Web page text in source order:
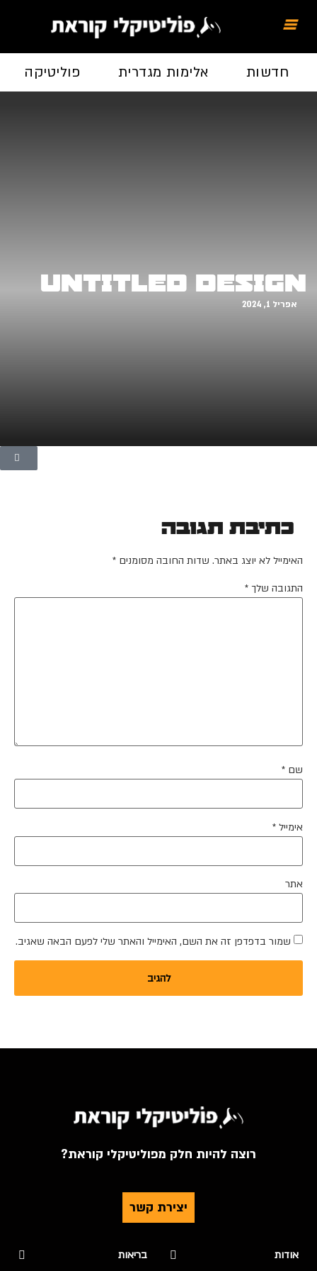
חדשות אלימות מגדרית פוליטיקה
Untitled design
אפריל 1, 2024
כתיבת תגובה
האימייל לא יוצג באתר. שדות החובה מסומנים *
התגובה שלך *
שם *
אימייל *
אתר
שמור בדפדפן זה את השם, האימייל והאתר שלי לפעם הבאה שאגיב.
רוצה להיות חלק מפוליטיקלי קוראת?
יצירת קשר
אודות בריאות